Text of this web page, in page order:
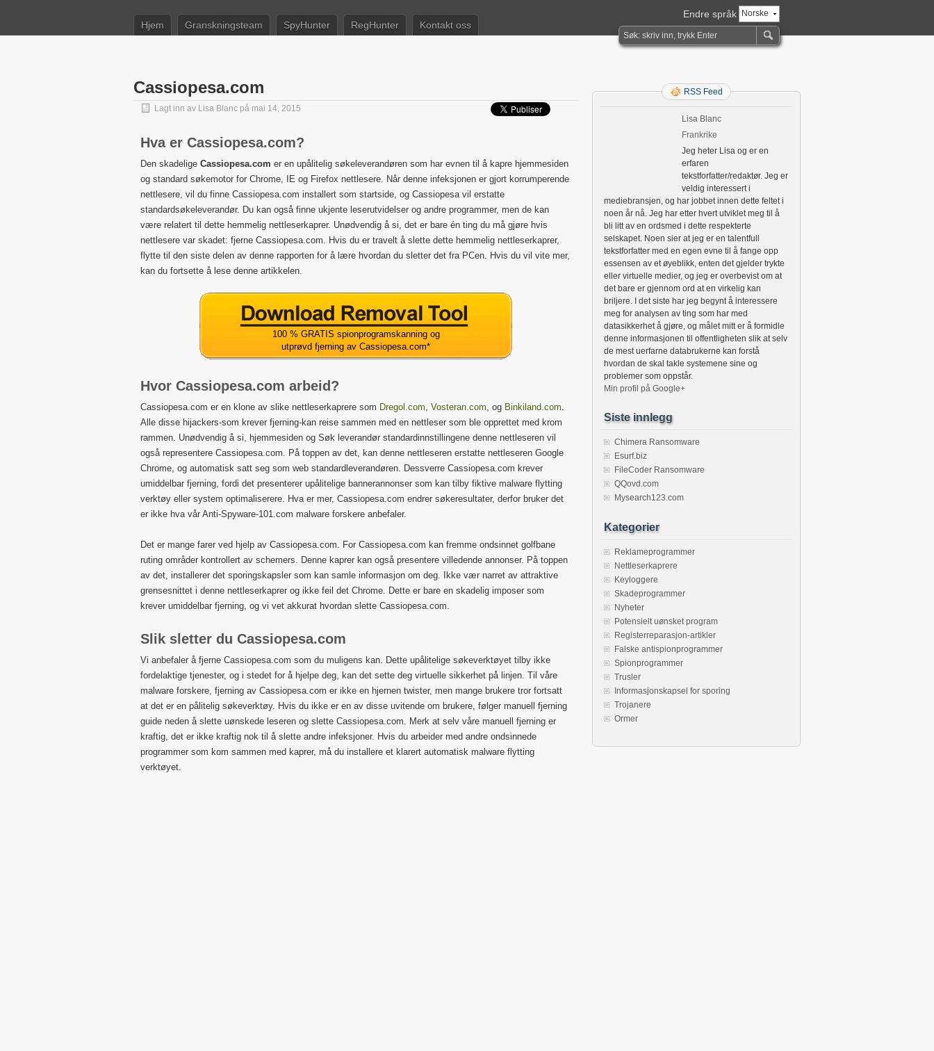
Norske
Endre språk
Hjem
Granskningsteam SpyHunter RegHunter Kontakt oss
Cassiopesa.com
Lagt inn av Lisa Blanc på mai 14, 2015
Hva er Cassiopesa.com?
Den skadelige Cassiopesa.com er en upålitelig søkeleverandøren som har evnen til å kapre hjemmesiden
og standard søkemotor for Chrome, IE og Firefox nettlesere. Når denne infeksjonen er gjort korrumperende
nettlesere, vil du finne Cassiopesa.com installert som startside, og Cassiopesa vil erstatte
standardsøkeleverandør. Du kan også finne ukjente leserutvidelser og andre programmer, men de kan
være relatert til dette hemmelig nettleserkaprer. Unødvendig å si, det er bare én ting du må gjøre hvis
nettlesere var skadet: fjerne Cassiopesa.com. Hvis du er travelt å slette dette hemmelig nettleserkaprer,
flytte til den siste delen av denne rapporten for å lære hvordan du sletter det fra PCen. Hvis du vil vite mer,
kan du fortsette å lese denne artikkelen.
100 % GRATIS spionprogramskanning og
utprøvd fjerning av Cassiopesa.com*
Hvor Cassiopesa.com arbeid?
Cassiopesa.com er en klone av slike nettleserkaprere som Dregol.com, Vosteran.com, og Binkiland.com.
Alle disse hijackers-som krever fjerning-kan reise sammen med en nettleser som ble opprettet med krom
rammen. Unødvendig å si, hjemmesiden og Søk leverandør standardinnstillingene denne nettleseren vil
også representere Cassiopesa.com. På toppen av det, kan denne nettleseren erstatte nettleseren Google
Chrome, og automatisk satt seg som web standardleverandøren. Dessverre Cassiopesa.com krever
umiddelbar fjerning, fordi det presenterer upålitelige bannerannonser som kan tilby fiktive malware flytting
verktøy eller system optimaliserere. Hva er mer, Cassiopesa.com endrer søkeresultater, derfor bruker det
er ikke hva vår Anti-Spyware-101.com malware forskere anbefaler.
Det er mange farer ved hjelp av Cassiopesa.com. For Cassiopesa.com kan fremme ondsinnet golfbane
ruting områder kontrollert av schemers. Denne kaprer kan også presentere villedende annonser. På toppen
av det, installerer det sporingskapsler som kan samle informasjon om deg. Ikke vær narret av attraktive
grensesnittet i denne nettleserkaprer og ikke feil det Chrome. Dette er bare en skadelig imposer som
krever umiddelbar fjerning, og vi vet akkurat hvordan slette Cassiopesa.com.
Slik sletter du Cassiopesa.com
Vi anbefaler å fjerne Cassiopesa.com som du muligens kan. Dette upålitelige søkeverktøyet tilby ikke
fordelaktige tjenester, og i stedet for å hjelpe deg, kan det sette deg virtuelle sikkerhet på linjen. Til våre
malware forskere, fjerning av Cassiopesa.com er ikke en hjernen twister, men mange brukere tror fortsatt
at det er en pålitelig søkeverktøy. Hvis du ikke er en av disse uvitende om brukere, følger manuell fjerning
guide neden å slette uønskede leseren og slette Cassiopesa.com. Merk at selv våre manuell fjerning er
kraftig, det er ikke kraftig nok til å slette andre infeksjoner. Hvis du arbeider med andre ondsinnede
programmer som kom sammen med kaprer, må du installere et klarert automatisk malware flytting
verktøyet.
RSS Feed
Lisa Blanc
Frankrike
Jeg heter Lisa og er en
erfaren
tekstforfatter/redaktør. Jeg er
veldig interessert i
mediebransjen, og har jobbet innen dette feltet i
noen år nå. Jeg har etter hvert utviklet meg til å
bli litt av en ordsmed i dette respekterte
selskapet. Noen sier at jeg er en talentfull
tekstforfatter med en egen evne til å fange opp
essensen av et øyeblikk, enten det gjelder trykte
eller virtuelle medier, og jeg er overbevist om at
det bare er gjennom ord at en virkelig kan
briljere. I det siste har jeg begynt å interessere
meg for analysen av ting som har med
datasikkerhet å gjøre, og målet mitt er å formidle
denne informasjonen til offentligheten slik at selv
de mest uerfarne databrukerne kan forstå
hvordan de skal takle systemene sine og
problemer som oppstår.
Min profil på Google+
Siste innlegg
Chimera Ransomware
Esurf.biz
FileCoder Ransomware
QQovd.com
Mysearch123.com
Kategorier
Reklameprogrammer
Nettleserkaprere
Keyloggere
Skadeprogrammer
Nyheter
Potensielt uønsket program
Registerreparasjon-artikler
Falske antispionprogrammer
Spionprogrammer
Trusler
Informasjonskapsel for sporing
Trojanere
Ormer